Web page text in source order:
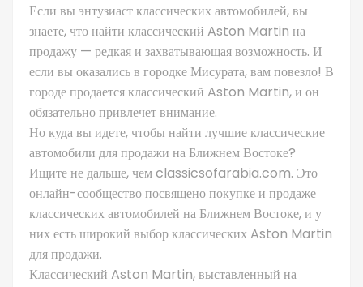
Если вы энтузиаст классических автомобилей, вы
знаете, что найти классический Aston Martin на
продажу — редкая и захватывающая возможность. И
если вы оказались в городке Мисурата, вам повезло! В
городе продается классический Aston Martin, и он
обязательно привлечет внимание.
Но куда вы идете, чтобы найти лучшие классические
автомобили для продажи на Ближнем Востоке?
Ищите не дальше, чем classicsofarabia.com. Это
онлайн-сообщество посвящено покупке и продаже
классических автомобилей на Ближнем Востоке, и у
них есть широкий выбор классических Aston Martin
для продажи.
Классический Aston Martin, выставленный на